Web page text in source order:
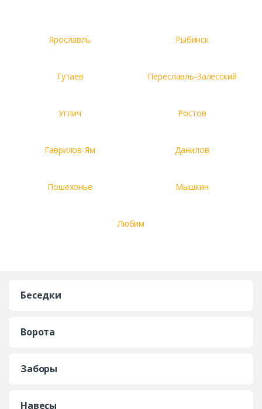
Ярославль Рыбинск
Тутаев Переславль-Залесский
Углич Ростов
Гаврилов-Ям Данилов
Пошехонье Мышкин
Любим
Беседки
Ворота
Заборы
Навесы